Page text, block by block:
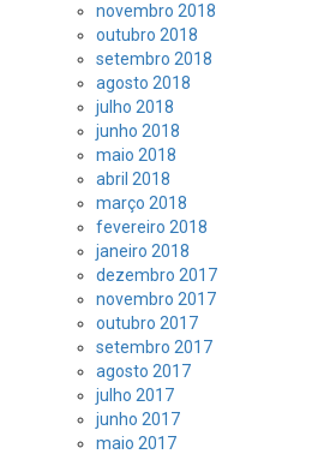
novembro 2018
outubro 2018
setembro 2018
agosto 2018
julho 2018
junho 2018
maio 2018
abril 2018
março 2018
fevereiro 2018
janeiro 2018
dezembro 2017
novembro 2017
outubro 2017
setembro 2017
agosto 2017
julho 2017
junho 2017
maio 2017